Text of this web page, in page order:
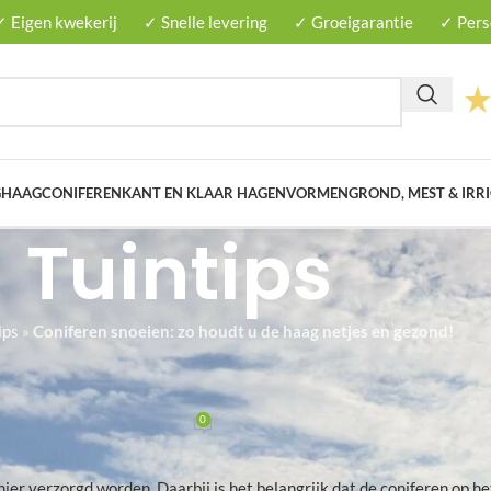
Eigen kwekerij ✓ Snelle levering ✓ Groeigarantie ✓
HAAGCONIFERENKANT EN KLAAR HAGENVORMENGROND, MEST &
Tuintips
» Coniferen snoeien: zo houdt u de haag netjes en gezond!
de haag netjes en gezond!
Op januari 25, 2021 0